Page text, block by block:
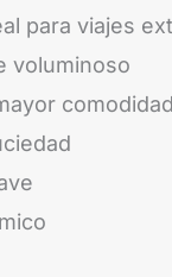
para viajes
voluminoso
comodidad